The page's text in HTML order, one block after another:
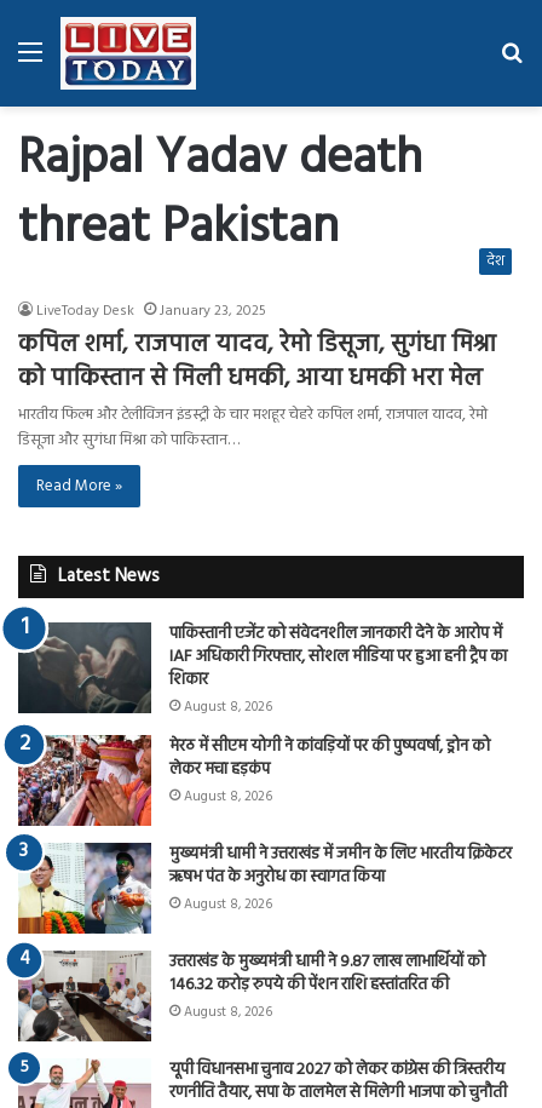
Menu
Rajpal Yadav death
threat Pakistan
देश
LiveToday Desk January 23, 2025
कपिल शर्मा, राजपाल यादव, रेमो डिसूजा, सुगंधा मिश्रा
को पाकिस्तान से मिली धमकी, आया धमकी भरा मेल
भारतीय फिल्म और टेलीविजन इंडस्ट्री के चार मशहूर चेहरे कपिल शर्मा, राजपाल यादव, रेमो
डिसूजा और सुगंधा मिश्रा को पाकिस्तान…
Read More »
Latest News
पाकिस्तानी एजेंट को संवेदनशील जानकारी देने के आरोप में
IAF अधिकारी गिरफ्तार, सोशल मीडिया पर हुआ हनी ट्रैप का
शिकार
August 8, 2026
मेरठ में सीएम योगी ने कांवड़ियों पर की पुष्पवर्षा, ड्रोन को
लेकर मचा हड़कंप
August 8, 2026
मुख्यमंत्री धामी ने उत्तराखंड में जमीन के लिए भारतीय क्रिकेटर
ऋषभ पंत के अनुरोध का स्वागत किया
August 8, 2026
उत्तराखंड के मुख्यमंत्री धामी ने 9.87 लाख लाभार्थियों को
146.32 करोड़ रुपये की पेंशन राशि हस्तांतरित की
August 8, 2026
यूपी विधानसभा चुनाव 2027 को लेकर कांग्रेस की त्रिस्तरीय
रणनीति तैयार, सपा के तालमेल से मिलेगी भाजपा को चुनौती